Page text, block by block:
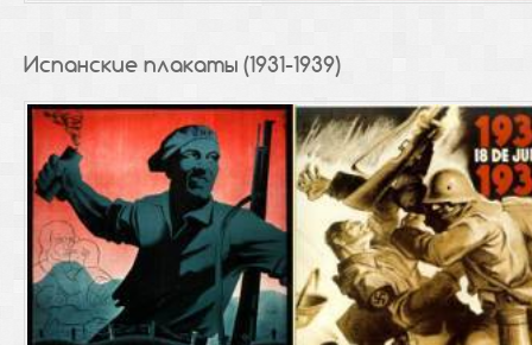
Испанские плакаты (1931-1939)